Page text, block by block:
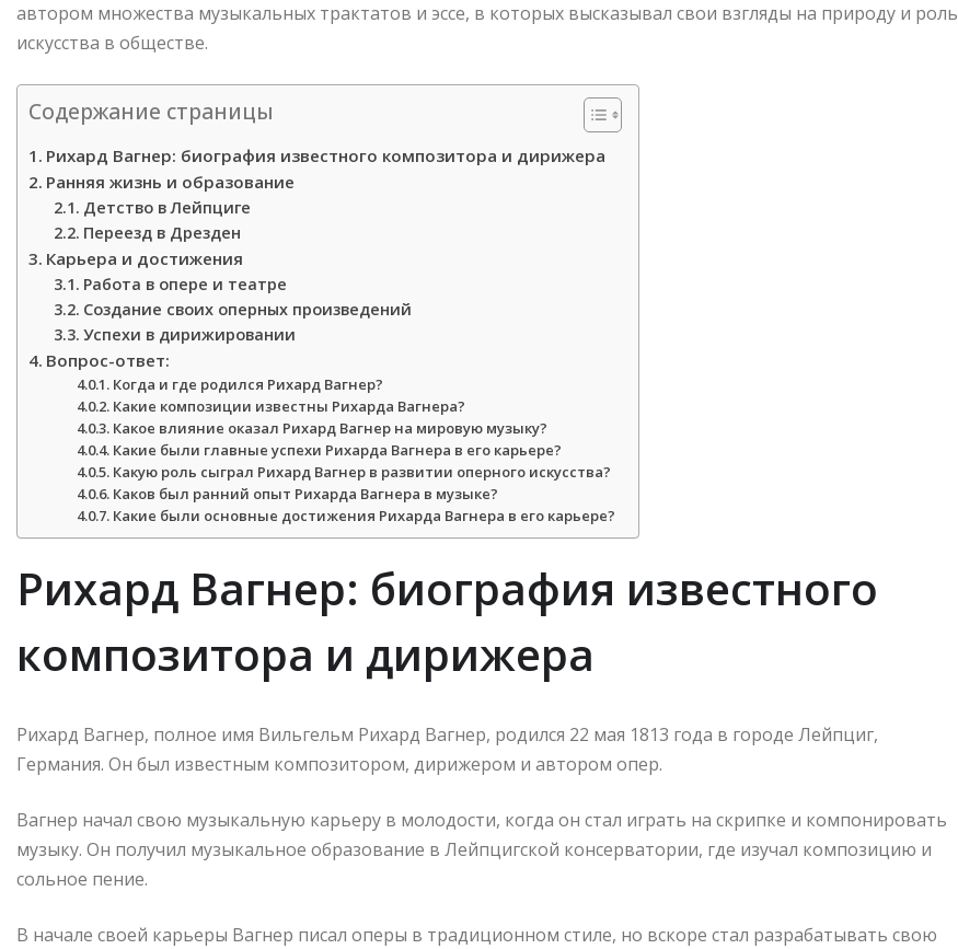
автором множества музыкальных трактатов и эссе, в которых высказывал свои взгляды на природу и роль
искусства в обществе.
Содержание страницы
Рихард Вагнер: биография известного композитора и дирижера
Ранняя жизнь и образование
Детство в Лейпциге
Переезд в Дрезден
Карьера и достижения
Работа в опере и театре
Создание своих оперных произведений
Успехи в дирижировании
Вопрос-ответ:
Когда и где родился Рихард Вагнер?
Какие композиции известны Рихарда Вагнера?
Какое влияние оказал Рихард Вагнер на мировую музыку?
Какие были главные успехи Рихарда Вагнера в его карьере?
Какую роль сыграл Рихард Вагнер в развитии оперного искусства?
Каков был ранний опыт Рихарда Вагнера в музыке?
Какие были основные достижения Рихарда Вагнера в его карьере?
Рихард Вагнер: биография известного
композитора и дирижера
Рихард Вагнер, полное имя Вильгельм Рихард Вагнер, родился 22 мая 1813 года в городе Лейпциг,
Германия. Он был известным композитором, дирижером и автором опер.
Вагнер начал свою музыкальную карьеру в молодости, когда он стал играть на скрипке и компонировать
музыку. Он получил музыкальное образование в Лейпцигской консерватории, где изучал композицию и
сольное пение.
В начале своей карьеры Вагнер писал оперы в традиционном стиле, но вскоре стал разрабатывать свою